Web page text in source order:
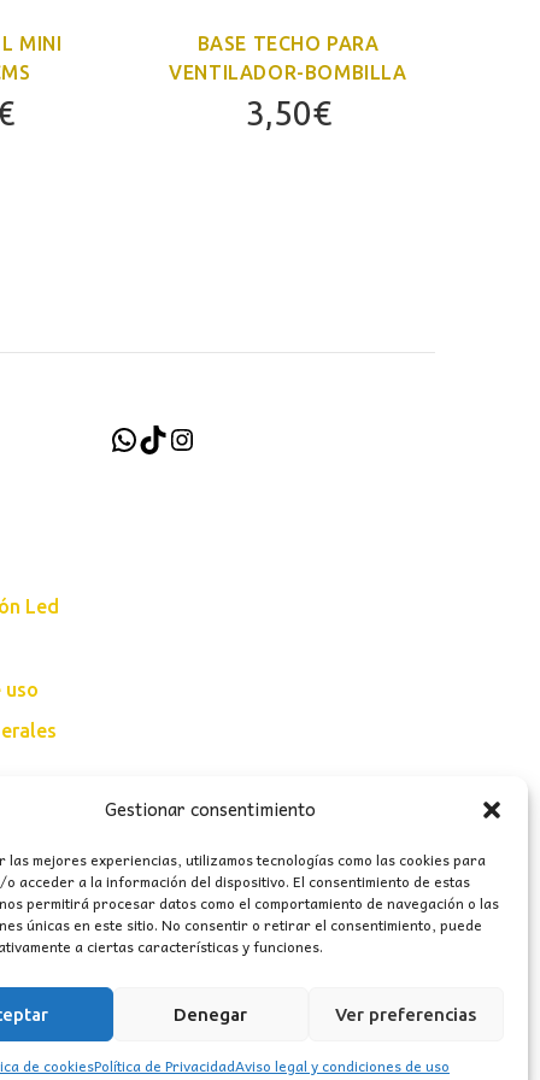
Gestionar consentimiento
las mejores experiencias, utilizamos tecnologías como las cookies para
acceder a la información del dispositivo. El consentimiento de estas
permitirá procesar datos como el comportamiento de navegación o las
únicas en este sitio. No consentir o retirar el consentimiento, puede
a ciertas características y funciones.
Denegar Ver preferencias
de cookiesPolítica de PrivacidadAviso legal y condiciones de uso
MINI
El
BASE TECHO PARA
VENTILADOR-BOMBILLA
3,50€
Led
uso
WhatsApp
TikTokInstagram